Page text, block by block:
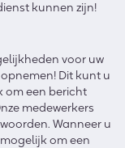
kunnen zijn!
voor uw
Dit kunt u
om een bericht
medewerkers
Wanneer u
om een